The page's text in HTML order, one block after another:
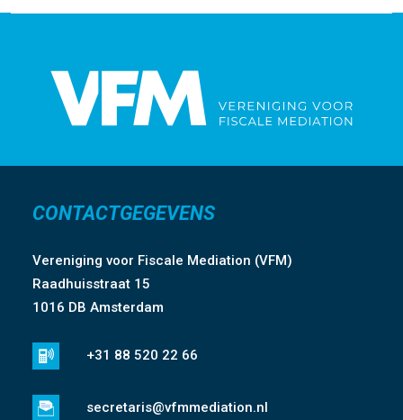
CONTACTGEGEVENS
Vereniging voor Fiscale Mediation (VFM)
Raadhuisstraat 15
1016 DB Amsterdam
+31 88 520 22 66
secretaris@vfmmediation.nl